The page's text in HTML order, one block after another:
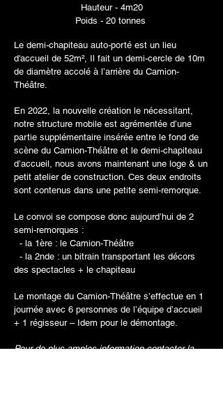
Le demi-chapiteau auto-porté est un lieu
d'accueil de 52m², Il fait un demi-cercle de 10m
de diamètre accolé à l’arrière du Camion-
Théâtre.
En 2022, la nouvelle création le nécessitant,
notre structure mobile est agrémentée d’une
partie supplémentaire insérée entre le fond de
scène du Camion-Théâtre et le demi-chapiteau
d’accueil, nous avons maintenant une loge & un
petit atelier de construction. Ces deux endroits
sont contenus dans une petite semi-remorque.
Le convoi se compose donc aujourd’hui de 2
semi-remorques :
- la 1ère : le Camion-Théâtre
- la 2nde : un bitrain transportant les décors
des spectacles + le chapiteau
Le montage du Camion-Théâtre s’effectue en 1
journée avec 6 personnes de l’équipe d’accueil
+ 1 régisseur – Idem pour le démontage.
Pour de plus amples informationcontacter la
Hauteur - 4m20
Poids - 20 tonnes